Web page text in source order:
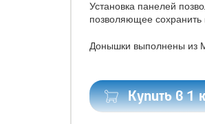
Установка панелей
позволяющее сохранить
Донышки выполнены из
Купить в 1